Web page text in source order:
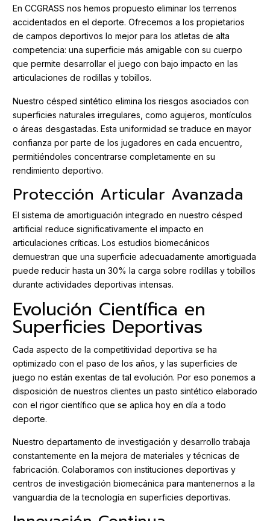
En CCGRASS nos hemos propuesto eliminar los terrenos
accidentados en el deporte. Ofrecemos a los propietarios
de campos deportivos lo mejor para los atletas de alta
competencia: una superficie más amigable con su cuerpo
que permite desarrollar el juego con bajo impacto en las
articulaciones de rodillas y tobillos.
Nuestro césped sintético elimina los riesgos asociados con
superficies naturales irregulares, como agujeros, montículos
o áreas desgastadas. Esta uniformidad se traduce en mayor
confianza por parte de los jugadores en cada encuentro,
permitiéndoles concentrarse completamente en su
rendimiento deportivo.
Protección Articular Avanzada
El sistema de amortiguación integrado en nuestro césped
artificial reduce significativamente el impacto en
articulaciones críticas. Los estudios biomecánicos
demuestran que una superficie adecuadamente amortiguada
puede reducir hasta un 30% la carga sobre rodillas y tobillos
durante actividades deportivas intensas.
Evolución Científica en
Superficies Deportivas
Cada aspecto de la competitividad deportiva se ha
optimizado con el paso de los años, y las superficies de
juego no están exentas de tal evolución. Por eso ponemos a
disposición de nuestros clientes un pasto sintético elaborado
con el rigor científico que se aplica hoy en día a todo
deporte.
Nuestro departamento de investigación y desarrollo trabaja
constantemente en la mejora de materiales y técnicas de
fabricación. Colaboramos con instituciones deportivas y
centros de investigación biomecánica para mantenernos a la
vanguardia de la tecnología en superficies deportivas.